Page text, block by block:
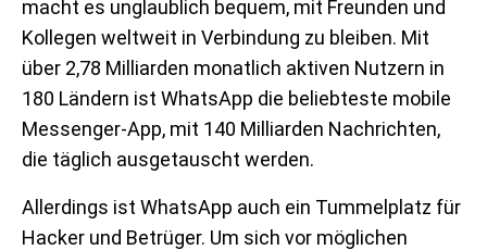
macht es unglaublich bequem, mit Freunden und
Kollegen weltweit in Verbindung zu bleiben. Mit
über 2,78 Milliarden monatlich aktiven Nutzern in
180 Ländern ist WhatsApp die beliebteste mobile
Messenger-App, mit 140 Milliarden Nachrichten,
die täglich ausgetauscht werden.
Allerdings ist WhatsApp auch ein Tummelplatz für
Hacker und Betrüger. Um sich vor möglichen